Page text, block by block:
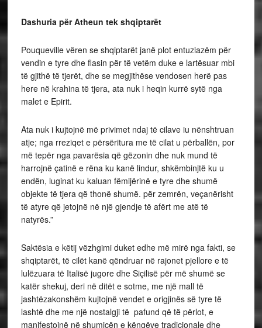
Dashuria për Atheun tek shqiptarët
Pouqueville vëren se shqiptarët janë plot entuziazëm për
vendin e tyre dhe flasin për të vetëm duke e lartësuar mbi
të gjithë të tjerët, dhe se megjithëse vendosen herë pas
here në krahina të tjera, ata nuk i heqin kurrë sytë nga
malet e Epirit.
Ata nuk i kujtojnë më privimet ndaj të cilave iu nënshtruan
atje; nga rreziqet e përsëritura me të cilat u përballën, por
më tepër nga pavarësia që gëzonin dhe nuk mund të
harrojnë çatinë e rëna ku kanë lindur, shkëmbinjtë ku u
endën, luginat ku kaluan fëmijërinë e tyre dhe shumë
objekte të tjera që thonë shumë. për zemrën, veçanërisht
të atyre që jetojnë në një gjendje të afërt me atë të
natyrës.”
Saktësia e këtij vëzhgimi duket edhe më mirë nga fakti, se
shqiptarët, të cilët kanë qëndruar në rajonet pjellore e të
lulëzuara të Italisë jugore dhe Siçilisë për më shumë se
katër shekuj, deri në ditët e sotme, me një mall të
jashtëzakonshëm kujtojnë vendet e origjinës së tyre të
lashtë dhe me një nostalgji të pafund që të përlot, e
manifestojnë në shumicën e këngëve tradicionale dhe